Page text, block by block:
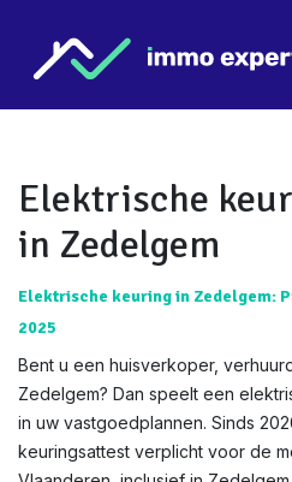
Elektrische
in Zedelgem
Elektrische keuring in Zedelgem:
2025
Bent u een huisverkoper,
Zedelgem? Dan speelt een
in uw vastgoedplannen. Sinds
keuringsattest verplicht voor de